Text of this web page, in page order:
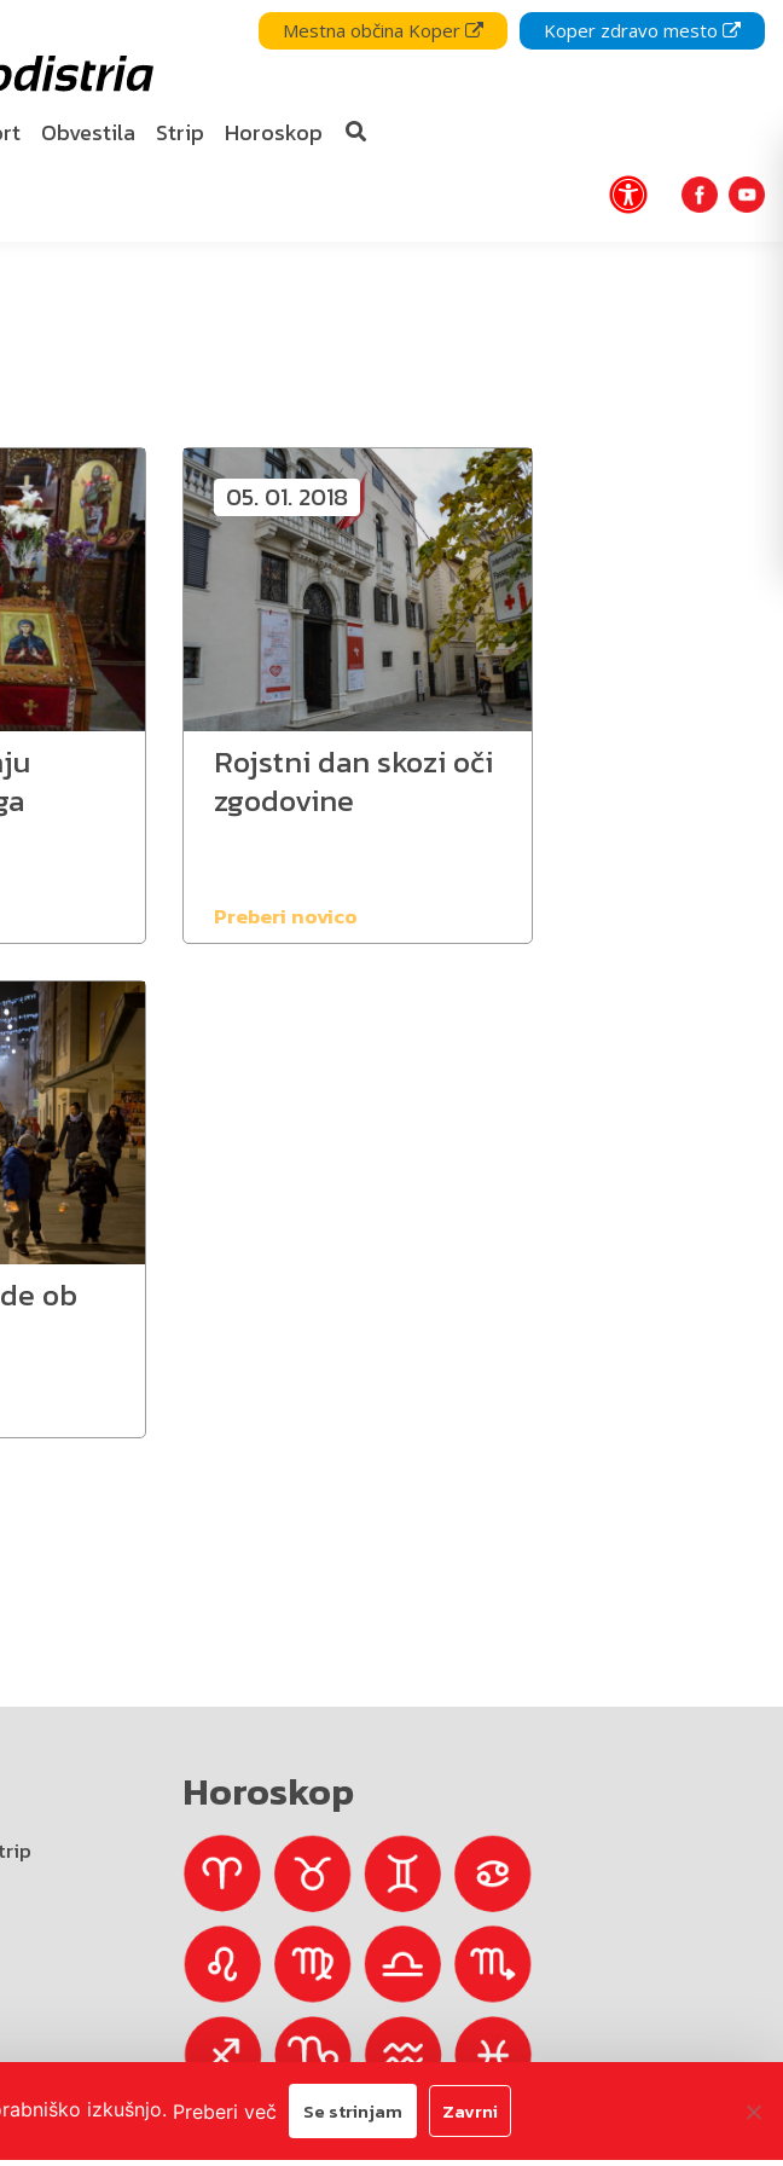
Mestna občina Koper Koper zdravo mesto
Obvestila Strip Horoskop
05. 01. 2018
Rojstni dan skozi oči
zgodovine
Preberi novico
ob
Horoskop
izkušnjo. Preberi več Se strinjam Zavrni